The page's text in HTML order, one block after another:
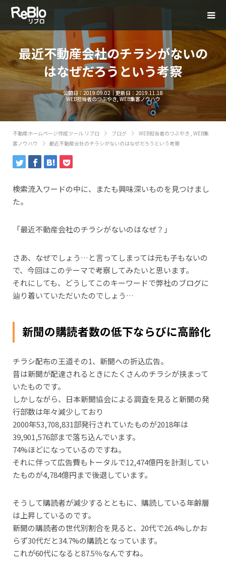
最近不動産会社のチラシがないの
はなぜだろうという考察
公開日： 2019.09.02｜更新日： 2019.11.18
WEB担当者のつぶやき, WEB集客ノウハウ
不動産ホームページ作成ツール リブロ ブログ WEB担当者のつぶやき WEB集
客ノウハウ
最近不動産会社のチラシがないのはなぜだろうという考察
検索流入ワードの中に、またも興味深いものを見つけまし
た。
「最近不動産会社のチラシがないのはなぜ？」
さあ、なぜでしょう…と言ってしまっては元も子もないの
で、今回はこのテーマで考察してみたいと思います。
それにしても、どうしてこのキーワードで弊社のブログに
辿り着いていただいたのでしょう…
新聞の購読者数の低下ならびに高齢化
チラシ配布の王道その1、新聞への折込広告。
昔は新聞が配達されるときにたくさんのチラシが挟まって
いたものです。
しかしながら、日本新聞協会による調査を見ると新聞の発
行部数は年々減少しており
2000年53,708,831部発行されていたものが2018年は
39,901,576部まで落ち込んでいます。
74%ほどになっているのですね。
それに伴って広告費もトータルで12,474億円を計測してい
たものが4,784億円まで後退しています。
そうして購読者が減少するとともに、購読している年齢層
は上昇しているのです。
新聞の購読者の世代別割合を見ると、20代で26.4%しかお
らず30代だと34.7%の購読となっています。
これが60代になると87.5％なんですね。